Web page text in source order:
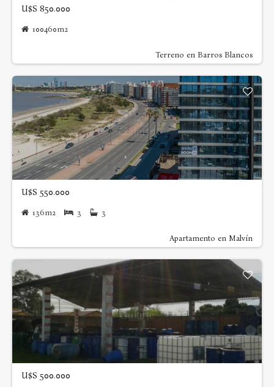
U$S 850.000
100460m2
Terreno en Barros Blancos
U$S 550.000
136m2 3 3
Apartamento en Malvín
U$S 500.000